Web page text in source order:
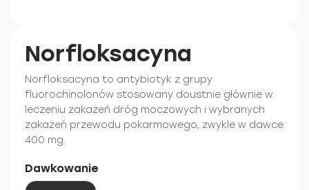
Norfloksacyna
Norfloksacyna to antybiotyk z grupy
fluorochinolonów stosowany doustnie głównie w
leczeniu zakażeń dróg moczowych i wybranych
zakażeń przewodu pokarmowego, zwykle w dawce
400 mg.
Dawkowanie